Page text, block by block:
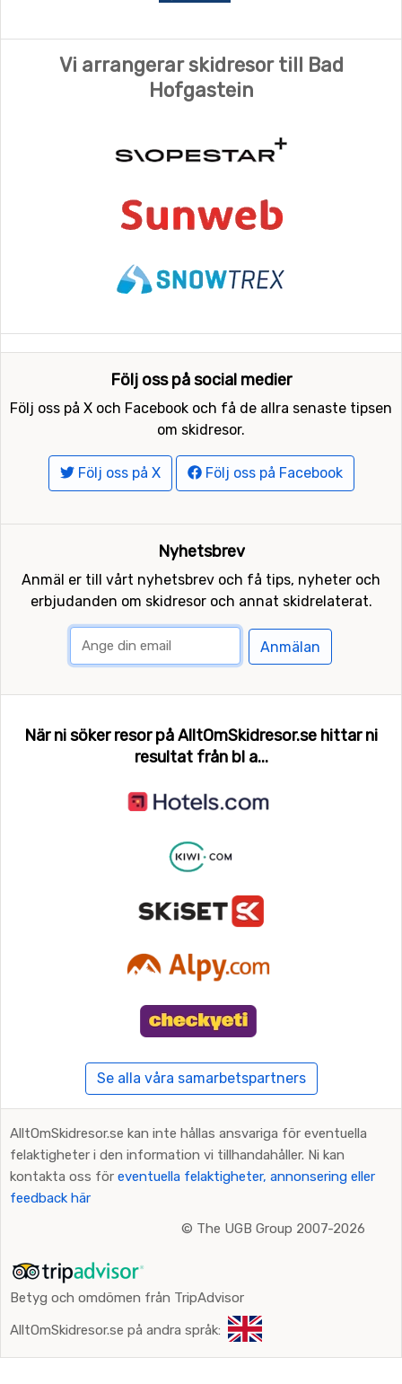
Vi arrangerar skidresor till Bad
Hofgastein
Följ oss på social medier
Följ oss på X och Facebook och få de allra senaste tipsen
om skidresor.
Följ oss på X Följ oss på Facebook
Nyhetsbrev
Anmäl er till vårt nyhetsbrev och få tips, nyheter och
erbjudanden om skidresor och annat skidrelaterat.
Anmälan
När ni söker resor på AlltOmSkidresor.se hittar ni
resultat från bl a...
Se alla våra samarbetspartners
AlltOmSkidresor.se kan inte hållas ansvariga för eventuella
felaktigheter i den information vi tillhandahåller. Ni kan
kontakta oss för eventuella felaktigheter, annonsering eller
feedback här
© The UGB Group 2007-2026
Betyg och omdömen från TripAdvisor
AlltOmSkidresor.se på andra språk: